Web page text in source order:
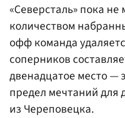
«Северсталь» пока не
количеством
офф команда
соперников
двенадцатое место —
предел мечтаний для
из Череповецка.